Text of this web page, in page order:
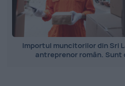
Importul muncitorilor din Sri
antreprenor român. Sunt